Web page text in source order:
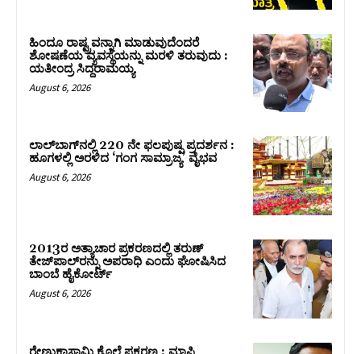
ಹಿಂದೂ ರಾಷ್ಟ್ರವನ್ನಾಗಿ ಮಾಡುವುದೆಂದರೆ
ಶೋಷಣೆಯ ವ್ಯವಸ್ಥೆಯನ್ನು ಮರಳಿ ತರುವುದು :
ಯತೀಂದ್ರ ಸಿದ್ದರಾಮಯ್ಯ
August 6, 2026
ಲಾಲ್‍ಬಾಗ್‍ನಲ್ಲಿ 220 ನೇ ಫಲಪುಷ್ಪ ಪ್ರದರ್ಶನ :
ಹೂಗಳಲ್ಲಿ ಅರಳಿದ ‘ಗಂಗ ಸಾಮ್ರಾಜ್ಯ’ ವೈಭವ
August 6, 2026
2013ರ ಅತ್ಯಾಚಾರ ಪ್ರಕರಣದಲ್ಲಿ ತರುಣ್
ತೇಜ್‌ಪಾಲ್‌ರನ್ನು ಅಪರಾಧಿ ಎಂದು ಘೋಷಿಸಿದ
ಬಾಂಬೆ ಹೈಕೋರ್ಟ್
August 6, 2026